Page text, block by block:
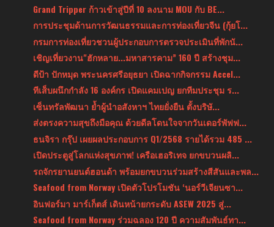
Grand Tripper ก้าวเข้าสู่ปีที่ 10 ลงนาม MOU กับ BE...
การประชุมด้านการวัฒนธรรมและการท่องเที่ยวจีน (กุ้ยโ...
กรมการท่องเที่ยวชวนผู้ประกอบการตรวจประเมินที่พักนั...
เชิญเที่ยวงาน"ฮักหลาย...มหาสารคาม” 160 ปี สร้างชุม...
ดีป้า ปักหมุด พระนครศรีอยุธยา เปิดฉากกิจกรรม Accel...
ทีเส็บผนึกกำลัง 16 องค์กร เปิดแคมเปญ ยกทีมประชุม ร...
เซ็นทรัลพัฒนา ย้ำผู้นำอสังหาฯ ไทยยั่งยืน ตั้งบริษั...
ส่งตรงความสุขถึงมือคุณ ด้วยดีลโดนใจจากวันเดอร์พัฟฟ...
ธนจิรา กรุ๊ป เผยผลประกอบการ Q1/2568 รายได้รวม 485 ...
เปิดประตูสู่โลกแห่งสุขภาพ! เครือเฮอริเทจ ยกขบวนผลิ...
รถจักรยานยนต์ฮอนด้า พร้อมยกขบวนร่วมสร้างสีสันและพล...
Seafood from Norway เปิดตัวโปรโมชัน ‘นอร์วีเจียนซา...
อินฟอร์มา มาร์เก็ตส์ เดินหน้ายกระดับ ASEW 2025 สู่...
Seafood from Norway ร่วมฉลอง 120 ปี ความสัมพันธ์ทา...